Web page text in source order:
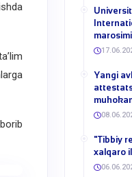
Yangi
​"Tibbiy
xalqaro